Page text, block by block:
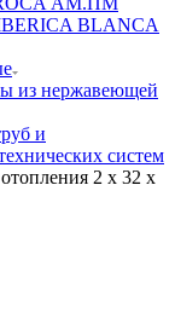
BLANCA
из нержавеющей
и
систем
2 x 32 x